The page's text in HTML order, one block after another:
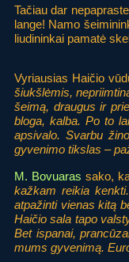
Tačiau dar
lange! Namo
liudininkai pamatė
Vyriausias Haičio
šiukšlėmis,
šeimą, draugus ir
bloga, kalba. Po to
apsivalo. Svarbu
gyvenimo tikslas –
M. Bovuaras sako,
kažkam reikia
atpažinti vienas kitą
Haičio sala tapo
Bet ispanai,
mums gyvenimą.